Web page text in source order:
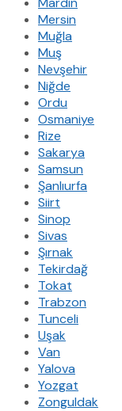
Mersin
Muğla
Muş
Nevşehir
Niğde
Ordu
Osmaniye
Rize
Sakarya
Samsun
Şanlıurfa
Siirt
Sinop
Sivas
Şırnak
Tekirdağ
Tokat
Trabzon
Tunceli
Uşak
Van
Yalova
Yozgat
Zonguldak